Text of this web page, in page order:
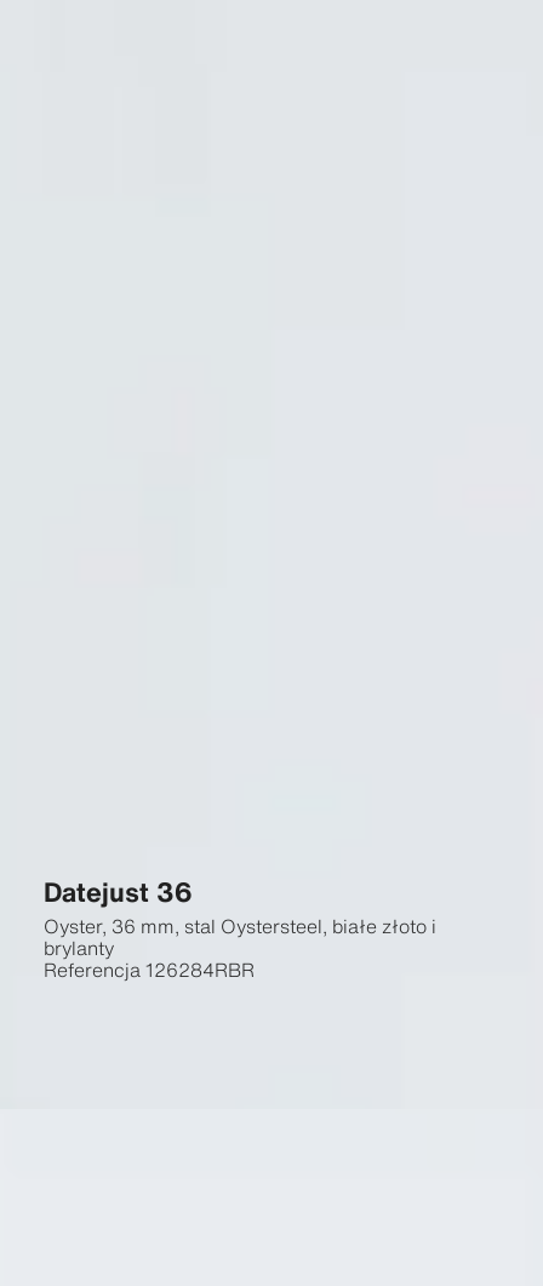
Datejust 36
Oyster, 36 mm, stal Oystersteel, białe złoto i
brylanty
Referencja126284RBR